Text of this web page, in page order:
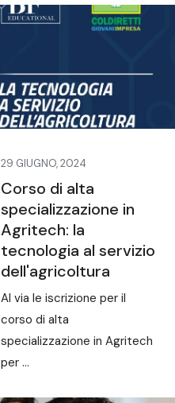
29 GIUGNO, 2024
Corso di alta
specializzazione in
Agritech: la
tecnologia al servizio
dell'agricoltura
Al via le iscrizione per il
corso di alta
specializzazione in Agritech
per ...